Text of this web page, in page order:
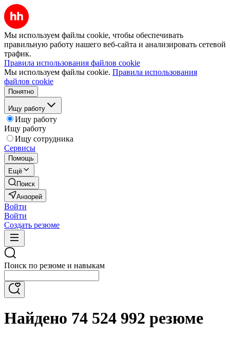
Мы используем файлы cookie, чтобы обеспечивать
правильную работу нашего веб-сайта и анализировать сетевой
трафик.
Правила использования файлов cookie
Мы используем файлы cookie. Правила использования
файлов cookie
Понятно
Ищу работу
Ищу работу
Ищу работу
Ищу сотрудника
Сервисы
Помощь
Ещё
Поиск
Анзорей
Войти
Войти
Создать резюме
Поиск по резюме и навыкам
Найдено 74 524 992 резюме